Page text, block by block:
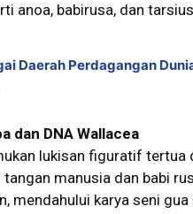
anoa, babirusa, dan
Daerah Perdagangan
dan DNA Wallacea
lukisan figuratif tertua
manusia dan babi
mendahului karya seni gua